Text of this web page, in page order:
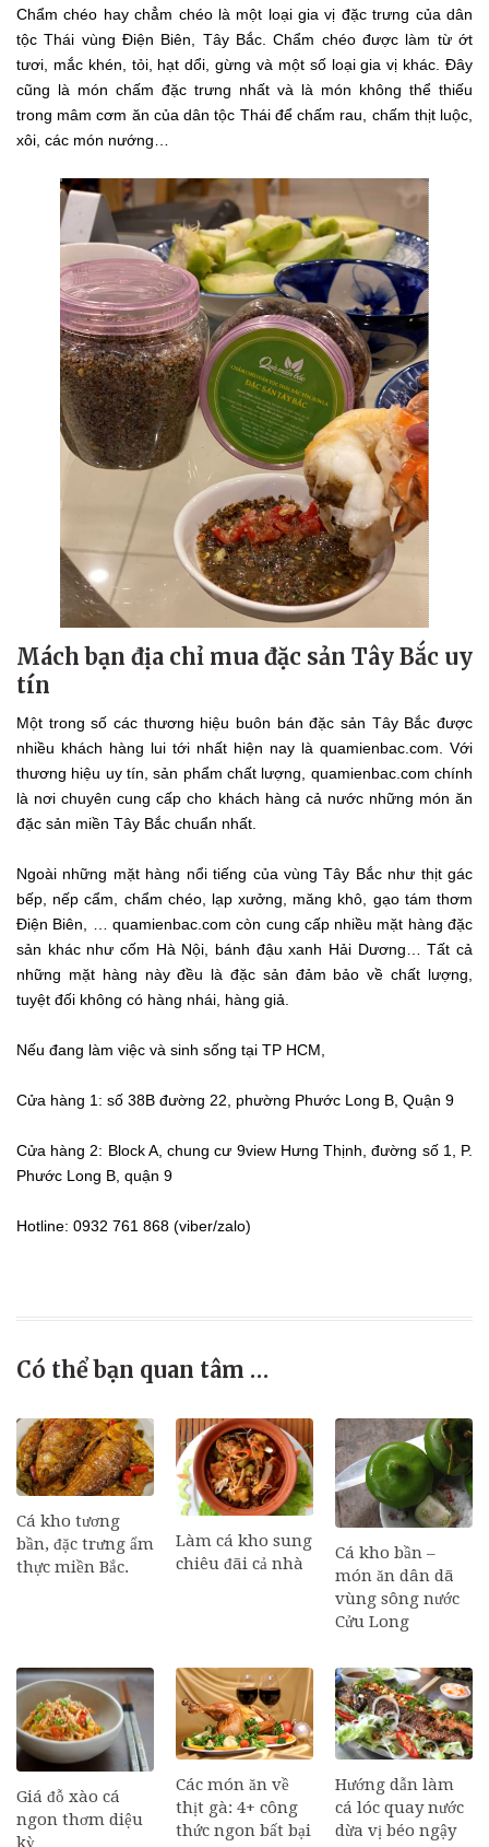
Chẩm chéo hay chẳm chéo là một loại gia vị đặc trưng của dân
tộc Thái vùng Điện Biên, Tây Bắc. Chẩm chéo được làm từ ớt
tươi, mắc khén, tỏi, hạt dổi, gừng và một số loại gia vị khác. Đây
cũng là món chấm đặc trưng nhất và là món không thể thiếu
trong mâm cơm ăn của dân tộc Thái để chấm rau, chấm thịt luộc,
xôi, các món nướng…
Mách bạn địa chỉ mua đặc sản Tây Bắc uy
tín
Một trong số các thương hiệu buôn bán đặc sản Tây Bắc được
nhiều khách hàng lui tới nhất hiện nay là quamienbac.com. Với
thương hiệu uy tín, sản phẩm chất lượng, quamienbac.com chính
là nơi chuyên cung cấp cho khách hàng cả nước những món ăn
đặc sản miền Tây Bắc chuẩn nhất.
Ngoài những mặt hàng nổi tiếng của vùng Tây Bắc như thịt gác
bếp, nếp cẩm, chẩm chéo, lạp xưởng, măng khô, gạo tám thơm
Điện Biên, … quamienbac.com còn cung cấp nhiều mặt hàng đặc
sản khác như cốm Hà Nội, bánh đậu xanh Hải Dương… Tất cả
những mặt hàng này đều là đặc sản đảm bảo về chất lượng,
tuyệt đối không có hàng nhái, hàng giả.
Nếu đang làm việc và sinh sống tại TP HCM,
Cửa hàng 1: số 38B đường 22, phường Phước Long B, Quận 9
Cửa hàng 2: Block A, chung cư 9view Hưng Thịnh, đường số 1, P.
Phước Long B, quận 9
Hotline: 0932 761 868 (viber/zalo)
Có thể bạn quan tâm …
Cá kho tương
bần, đặc trưng ẩm
thực miền Bắc.
Làm cá kho sung
chiêu đãi cả nhà
Cá kho bần –
món ăn dân dã
vùng sông nước
Cửu Long
Giá đỗ xào cá
ngon thơm diệu
Các món ăn về
thịt gà: 4+ công
thức ngon bất bại
Hướng dẫn làm
cá lóc quay nước
dừa vị béo ngậy